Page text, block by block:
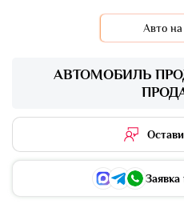
АВТОМОБИЛЬ
Авто